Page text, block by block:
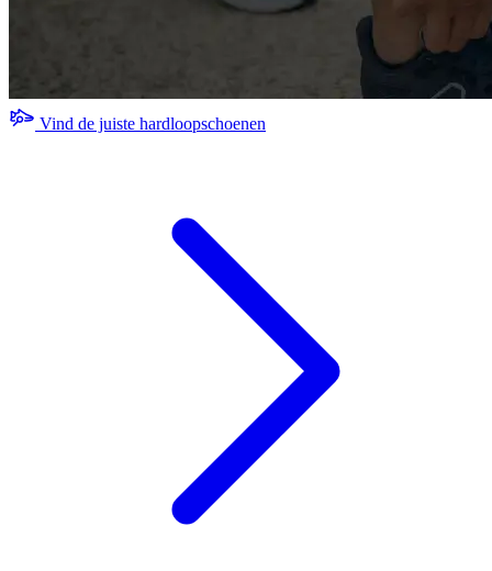
Vind de juiste hardloopschoenen